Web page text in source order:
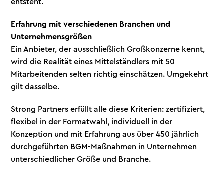
entsteht.
Erfahrung mit verschiedenen Branchen und
Unternehmensgrößen
Ein Anbieter, der ausschließlich Großkonzerne kennt,
wird die Realität eines Mittelständlers mit 50
Mitarbeitenden selten richtig einschätzen. Umgekehrt
gilt dasselbe.
Strong Partners erfüllt alle diese Kriterien: zertifiziert,
flexibel in der Formatwahl, individuell in der
Konzeption und mit Erfahrung aus über 450 jährlich
durchgeführten BGM-Maßnahmen in Unternehmen
unterschiedlicher Größe und Branche.